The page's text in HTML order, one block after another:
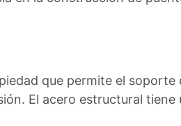
que permite el
El acero estructural